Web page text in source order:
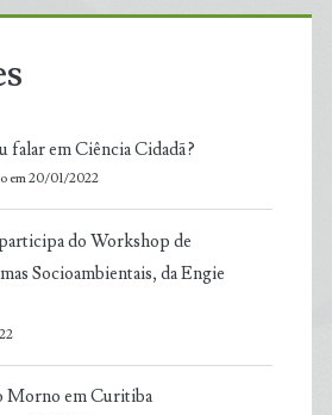
falar em Ciência Cidadã?
em 20/01/2022
do Workshop de
Socioambientais, da Engie
Morno em Curitiba